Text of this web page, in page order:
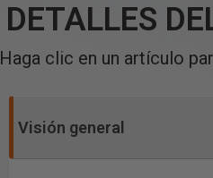
DETALLES
Haga clic en un artículo
Visión general